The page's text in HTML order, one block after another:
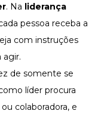
. Na liderança
pessoa receba a
com instruções
agir.
de somente se
líder procura
colaboradora, e